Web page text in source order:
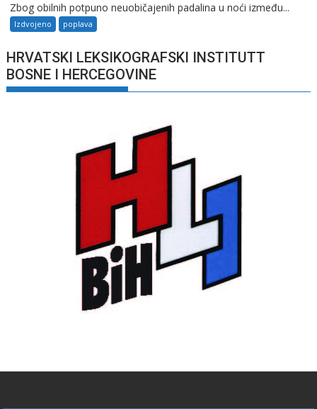
Zbog obilnih potpuno neuobičajenih padalina u noći između...
Izdvojeno poplava
HRVATSKI LEKSIKOGRAFSKI INSTITUTT
BOSNE I HERCEGOVINE